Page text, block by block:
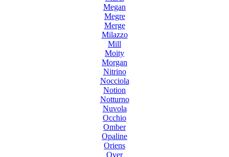
Megan
Megre
Merge
Milazzo
Mill
Moity
Morgan
Nitrino
Nocciola
Notion
Notturno
Nuvola
Occhio
Omber
Opaline
Oriens
Over